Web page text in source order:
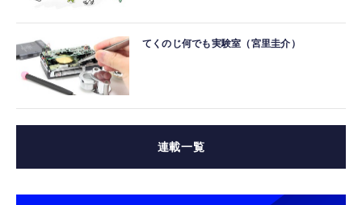
てくのじ何でも実験室（宮里圭介）
連載一覧